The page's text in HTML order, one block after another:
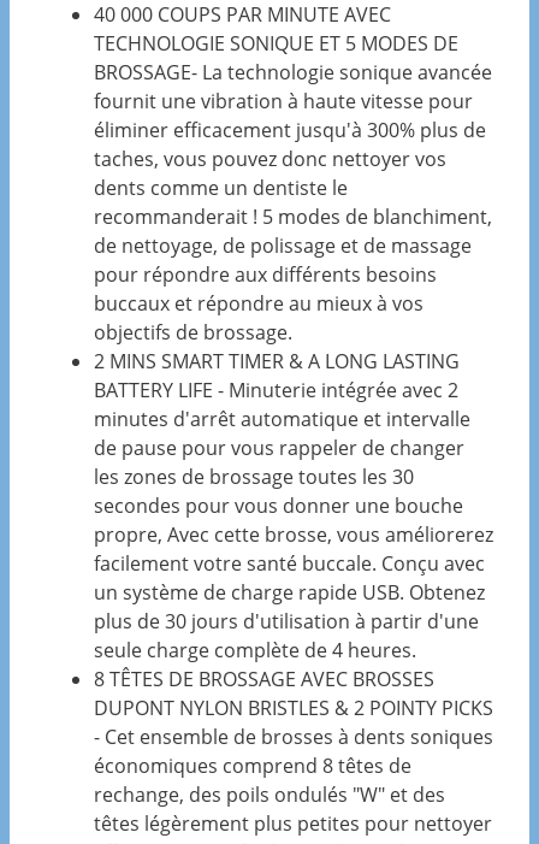
40 000 COUPS PAR MINUTE AVEC
TECHNOLOGIE SONIQUE ET 5 MODES DE
BROSSAGE- La technologie sonique avancée
fournit une vibration à haute vitesse pour
éliminer efficacement jusqu'à 300% plus de
taches, vous pouvez donc nettoyer vos
dents comme un dentiste le
recommanderait ! 5 modes de blanchiment,
de nettoyage, de polissage et de massage
pour répondre aux différents besoins
buccaux et répondre au mieux à vos
objectifs de brossage.
2 MINS SMART TIMER & A LONG LASTING
BATTERY LIFE - Minuterie intégrée avec 2
minutes d'arrêt automatique et intervalle
de pause pour vous rappeler de changer
les zones de brossage toutes les 30
secondes pour vous donner une bouche
propre, Avec cette brosse, vous améliorerez
facilement votre santé buccale. Conçu avec
un système de charge rapide USB. Obtenez
plus de 30 jours d'utilisation à partir d'une
seule charge complète de 4 heures.
8 TÊTES DE BROSSAGE AVEC BROSSES
DUPONT NYLON BRISTLES & 2 POINTY PICKS
- Cet ensemble de brosses à dents soniques
économiques comprend 8 têtes de
rechange, des poils ondulés "W" et des
têtes légèrement plus petites pour nettoyer